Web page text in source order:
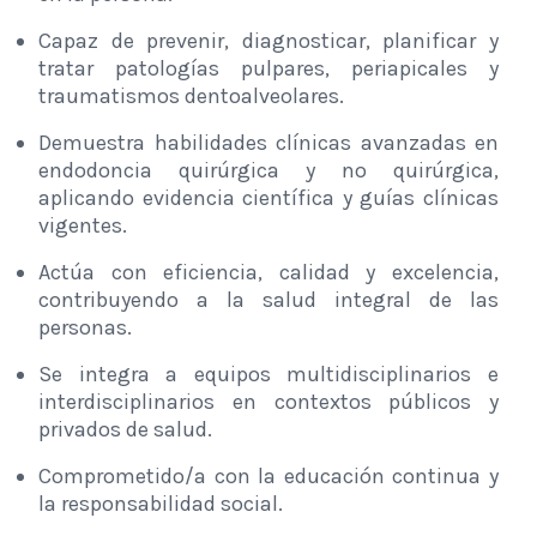
Capaz de prevenir, diagnosticar, planificar y
tratar patologías pulpares, periapicales y
traumatismos dentoalveolares.
Demuestra habilidades clínicas avanzadas en
endodoncia quirúrgica y no quirúrgica,
aplicando evidencia científica y guías clínicas
vigentes.
Actúa con eficiencia, calidad y excelencia,
contribuyendo a la salud integral de las
personas.
Se integra a equipos multidisciplinarios e
interdisciplinarios en contextos públicos y
privados de salud.
Comprometido/a con la educación continua y
la responsabilidad social.